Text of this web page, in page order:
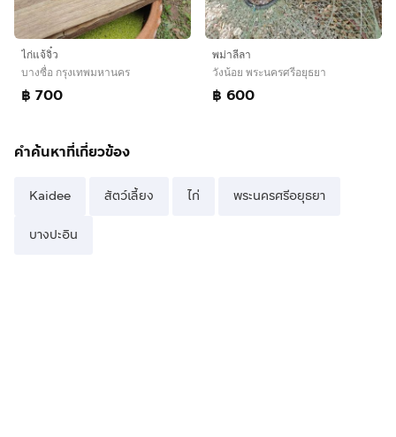
ไก่แจ้จิ๋ว
บางซื่อ กรุงเทพมหานคร
฿ 700
พม่าลีลา
วังน้อย พระนครศรีอยุธยา
฿ 600
คำค้นหาที่เกี่ยวข้อง
Kaidee สัตว์เลี้ยง ไก่ พระนครศรีอยุธยา
บางปะอิน